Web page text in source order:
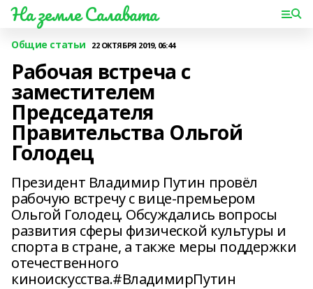
На земле Салавата
Общие статьи 22 ОКТЯБРЯ 2019, 06:44
Рабочая встреча с
заместителем
Председателя
Правительства Ольгой
Голодец
Президент Владимир Путин провёл
рабочую встречу с вице-премьером
Ольгой Голодец. Обсуждались вопросы
развития сферы физической культуры и
спорта в стране, а также меры поддержки
отечественного
киноискусства.#ВладимирПутин